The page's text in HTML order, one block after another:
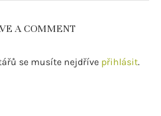
A COMMENT
se musíte nejdříve přihlásit.